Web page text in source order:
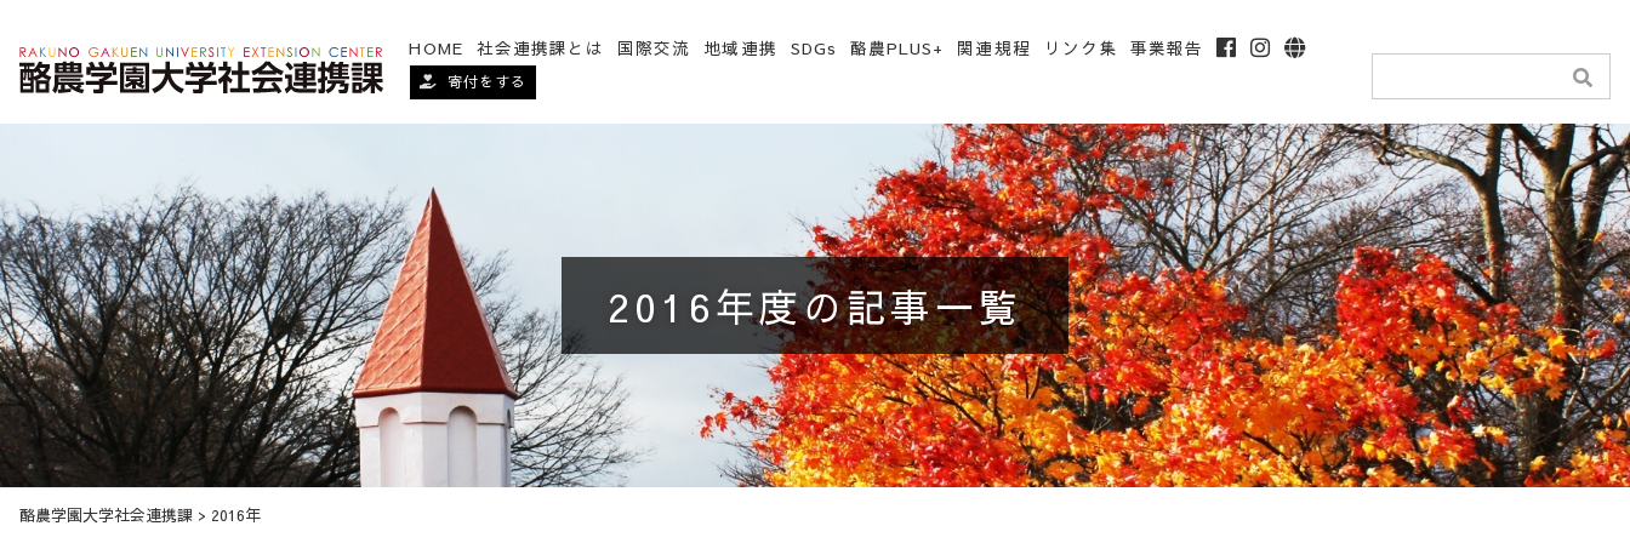
HOME 社会連携課とは 国際交流 地域連携 SDGs 酪農PLUS+ 関連規程 リンク集 事業報告
寄付をする
2016年度の記事一覧
酪農学園大学社会連携課 > 2016年